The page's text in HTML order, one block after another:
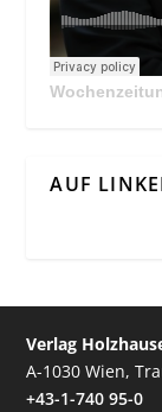
AUF
Verlag
A-1030 Wien,
+43-1-740 95-0